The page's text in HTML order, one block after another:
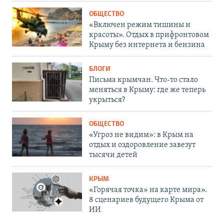
ОБЩЕСТВО
«Включен режим тишины и
красоты». Отдых в прифронтовом
Крыму без интернета и бензина
БЛОГИ
Письма крымчан. Что-то стало
меняться в Крыму: где же теперь
укрыться?
ОБЩЕСТВО
«Угроз не видим»: в Крым на
отдых и оздоровление завезут
тысячи детей
КРЫМ
«Горячая точка» на карте мира».
8 сценариев будущего Крыма от
ИИ